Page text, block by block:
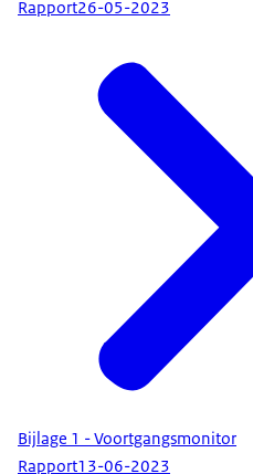
Rapport26-05-2023
Bijlage 1 - Voortgangsmonitor
Rapport13-06-2023